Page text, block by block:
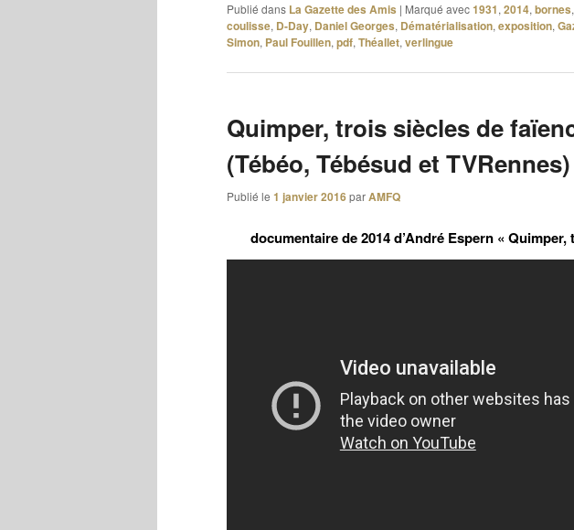
Publié dans La Gazette des Amis | Marqué avec1931, 2014, bornes,
coulisse, D-Day, Daniel Georges, Dématérialisation, exposition,
Simon, Paul Fouillen, pdf, Théallet, verlingue
Quimper, trois siècles de
(Tébéo, Tébésud et TVRennes)
Publié le 1 janvier 2016parAMFQ
documentaire de 2014 d’André Espern «